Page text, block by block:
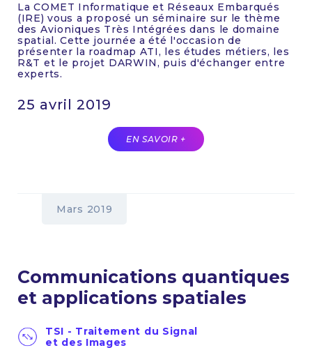
25 avril 2019
La COMET Informatique et Réseaux Embarqués
(IRE) vous a proposé un séminaire sur le thème
des Avioniques Très Intégrées dans le domaine
spatial. Cette journée a été l'occasion de
présenter la roadmap ATI, les études métiers, les
R&T et le projet DARWIN, puis d'échanger entre
experts.
EN SAVOIR +
Mars 2019
Communications quantiques
et applications spatiales
TSI - Traitement du Signal
et des Images